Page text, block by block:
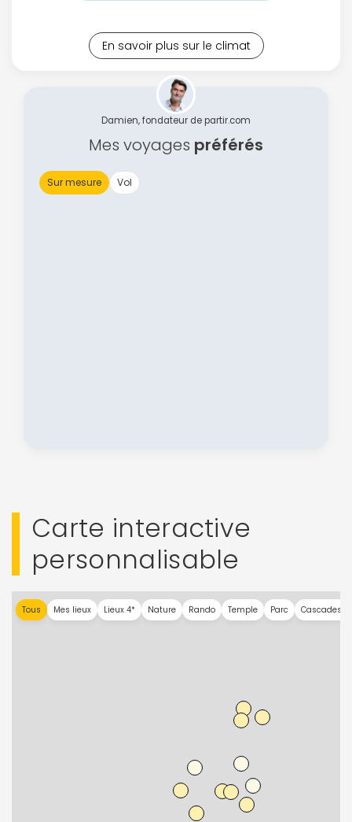
En savoir plus sur le climat
Damien, fondateur de partir.com
Mes voyages préférés
Sur mesure Vol
Carte interactive
personnalisable
Tous Mes lieux Lieux 4* Nature Rando Temple Parc Cascades